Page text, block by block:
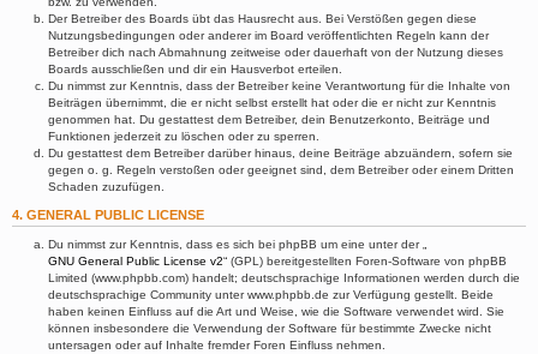
Der Betreiber des Boards übt das Hausrecht aus. Bei Verstößen gegen diese
Nutzungsbedingungen oder anderer im Board veröffentlichten Regeln kann der
Betreiber dich nach Abmahnung zeitweise oder dauerhaft von der Nutzung dieses
Boards ausschließen und dir ein Hausverbot erteilen.
Du nimmst zur Kenntnis, dass der Betreiber keine Verantwortung für die Inhalte von
Beiträgen übernimmt, die er nicht selbst erstellt hat oder die er nicht zur Kenntnis
genommen hat. Du gestattest dem Betreiber, dein Benutzerkonto, Beiträge und
Funktionen jederzeit zu löschen oder zu sperren.
Du gestattest dem Betreiber darüber hinaus, deine Beiträge abzuändern, sofern sie
gegen o. g. Regeln verstoßen oder geeignet sind, dem Betreiber oder einem Dritten
Schaden zuzufügen.
4. GENERAL PUBLIC LICENSE
Du nimmst zur Kenntnis, dass es sich bei phpBB um eine unter der „
GNU General Public License v2“ (GPL) bereitgestellten Foren-Software von phpBB
Limited (www.phpbb.com) handelt; deutschsprachige Informationen werden durch die
deutschsprachige Community unter www.phpbb.de zur Verfügung gestellt. Beide
haben keinen Einfluss auf die Art und Weise, wie die Software verwendet wird. Sie
können insbesondere die Verwendung der Software für bestimmte Zwecke nicht
untersagen oder auf Inhalte fremder Foren Einfluss nehmen.